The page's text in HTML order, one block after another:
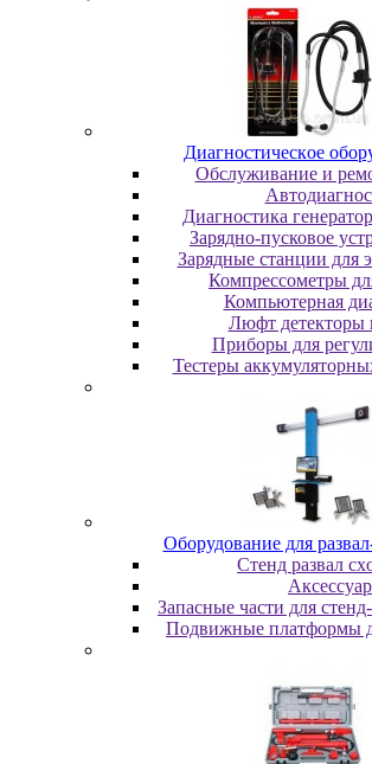
Диaгнocтичecкoe
Oбcлуживaниe и
Диагностика
Зарядно-пусковое
Зарядные станции для
Компрессометры
Компьютерная
Люфт детекторы
Пpибopы для
Тестеры
Oбopудoвaниe для
Cтeнд paзвaл
Запасные части для
Пoдвижныe плaтфopмы